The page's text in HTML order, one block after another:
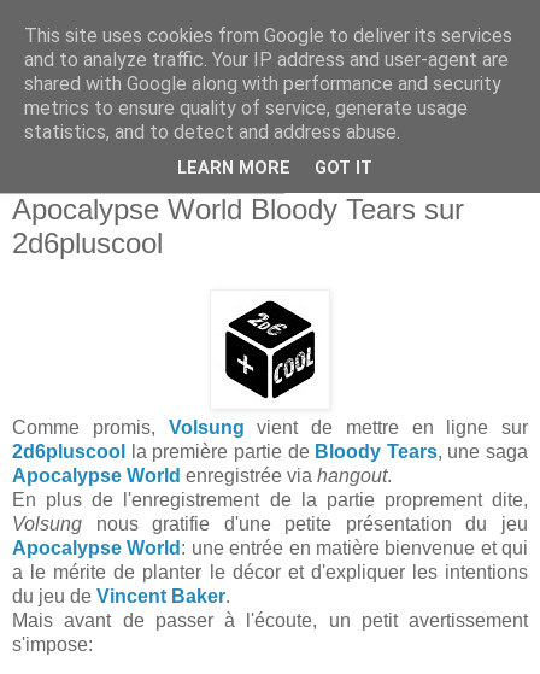
Apocalypse World Bloody Tears sur
2d6pluscool
Comme promis, Volsung vient de mettre en ligne sur
2d6pluscool
la première partie de Bloody Tears, une saga
Apocalypse World enregistrée via hangout.
En plus de l'enregistrement de la partie proprement dite,
Volsung nous gratifie d'une petite présentation du jeu
Apocalypse World : une entrée en matière bienvenue et qui
a le mérite de planter le décor et d'expliquer les intentions
du jeu de Vincent Baker.
Mais avant de passer à l'écoute, un petit avertissement
s'impose:
This site uses cookies from Google to deliver its services
and to analyze traffic. Your IP address and user-agent are
shared with Google along with performance and security
metrics to ensure quality of service, generate usage
statistics, and to detect and address abuse.
LEARN MORE GOT IT